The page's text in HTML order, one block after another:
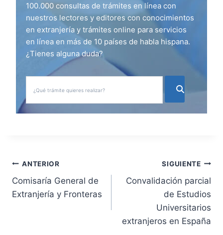
100.000 consultas de trámites en línea con
nuestros lectores y editores con conocimientos
en extranjería y trámites online para servicios
en línea en más de 10 países de habla hispana.
¿Tienes alguna duda?
N
a
ANTERIOR
Comisaría General de
Extranjería y Fronteras
SIGUIENTE
Convalidación parcial
de Estudios
Universitarios
extranjeros en España